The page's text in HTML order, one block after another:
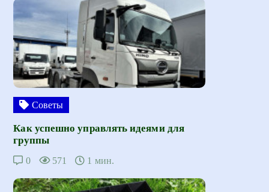
Советы
Как успешно управлять идеями для
группы
0 571 1 мин.